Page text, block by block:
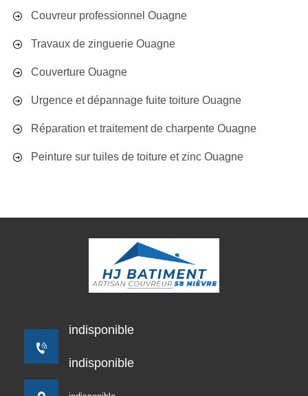
Couvreur professionnel Ouagne
Travaux de zinguerie Ouagne
Couverture Ouagne
Urgence et dépannage fuite toiture Ouagne
Réparation et traitement de charpente Ouagne
Peinture sur tuiles de toiture et zinc Ouagne
indisponible
indisponible